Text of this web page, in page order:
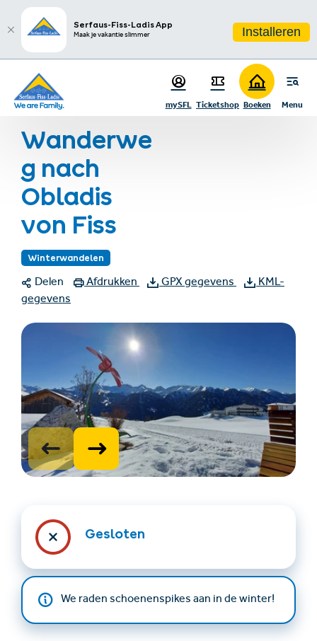
Serfaus-Fiss-Ladis App
Maak je vakantie slimmer Installeren
Ga naar hoofdinhoud
Ga naar inhoudsopgave
Ga naar hoofdnavigatie
sr.table-of-contents
Infos & Highlights
Menu
mySFL Ticketshop Boeken
Accommodatie
Ticket- &
+43/5476/6239
info@serfaus-fiss-ladis.at
Startpagina Zomeractiviteiten
Wandelen
Wanderweg nach Obladis von Fiss
Wanderwe
g nach
Obladis
von Fiss
Winterwandelen
Delen Afdrukken GPX gegevens
KML-
gegevens
Gesloten
We raden schoenenspikes aan in de winter!